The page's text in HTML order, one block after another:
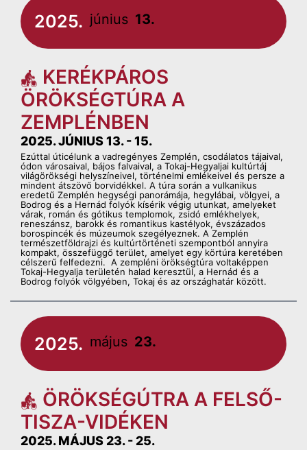
2025. június 13.
KERÉKPÁROS
ÖRÖKSÉGTÚRA A
ZEMPLÉNBEN
2025. JÚNIUS 13. - 15.
Ezúttal úticélunk a vadregényes Zemplén, csodálatos tájaival,
ódon városaival, bájos falvaival, a Tokaj-Hegyaljai kultúrtáj
világörökségi helyszíneivel, történelmi emlékeivel és persze a
mindent átszövő borvidékkel. A túra során a vulkanikus
eredetű Zemplén hegységi panorámája, hegylábai, völgyei, a
Bodrog és a Hernád folyók kísérik végig utunkat, amelyeket
várak, román és gótikus templomok, zsidó emlékhelyek,
reneszánsz, barokk és romantikus kastélyok, évszázados
borospincék és múzeumok szegélyeznek. A Zemplén
természetföldrajzi és kultúrtörténeti szempontból annyira
kompakt, összefüggő terület, amelyet egy körtúra keretében
célszerű felfedezni. A zempléni örökségtúra voltaképpen
Tokaj-Hegyalja területén halad keresztül, a Hernád és a
Bodrog folyók völgyében, Tokaj és az országhatár között.
2025. május 23.
ÖRÖKSÉGÚTRA A FELSŐ-
TISZA-VIDÉKEN
2025. MÁJUS 23. - 25.